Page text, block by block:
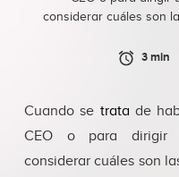
considerar cuáles son
3 min
Cuando se trata de
CEO o para dirigir
considerar cuáles son